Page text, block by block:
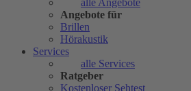
alle Angebote
Angebote für
Brillen
Hörakustik
Services
alle Services
Ratgeber
Kostenloser Sehtest